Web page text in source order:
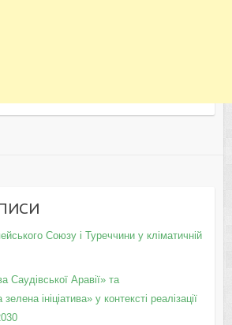
Союзу і Туреччини у кліматичній
Саудівської Аравії» та
ініціатива» у контексті реалізації